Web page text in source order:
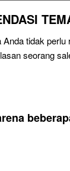
tidak
seorang